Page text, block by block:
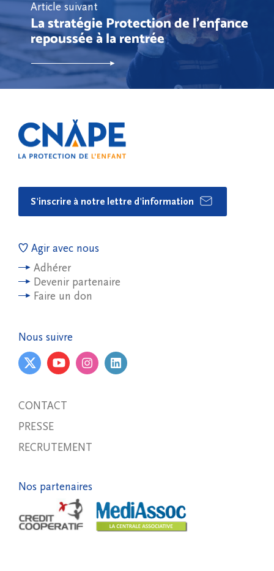
Article suivant
La stratégie Protection de l’enfance
repoussée à la rentrée
S'inscrire à notre lettre d'information
Agir avec nous
Adhérer
Devenir partenaire
Faire un don
Nous suivre
CONTACT
PRESSE
RECRUTEMENT
Nos partenaires